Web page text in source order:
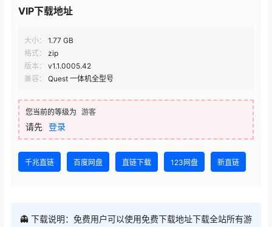
兼容： Quest 一体机全型号
您当前的等级为
请先 登录
戏，评论后即可下载，（选择下载框上方免费下载地址），
VIP下载地址会不定时免费开放
😊 欢迎把我们网站推荐给别人，人越多，开放VIP地址免费下